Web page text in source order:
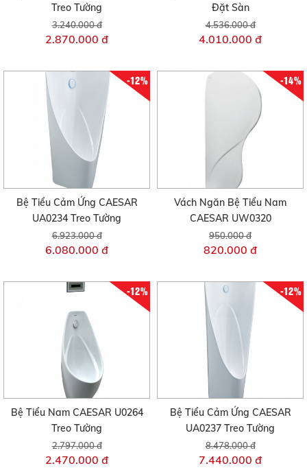
Treo Tường
3.240.000 đ
2.870.000 đ
Đặt Sàn
4.536.000 đ
4.010.000 đ
-12%
Bệ Tiểu Cảm Ứng CAESAR
UA0234 Treo Tường
6.923.000 đ
6.080.000 đ
-14%
Vách Ngăn Bệ Tiểu Nam
CAESAR UW0320
950.000 đ
820.000 đ
-12%
Bệ Tiểu Nam CAESAR U0264
Treo Tường
2.797.000 đ
2.470.000 đ
-12%
Bệ Tiểu Cảm Ứng CAESAR
UA0237 Treo Tường
8.478.000 đ
7.440.000 đ